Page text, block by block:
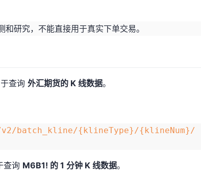
研究，不能直接用于真实下单交易。
于查询外汇期货的 K 线数据。
batch_kline/{klineType}/{klineNum}/
查询 M6B1! 的 1 分钟 K 线数据。